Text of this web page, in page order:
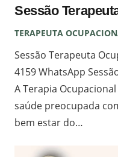
Sessão
TERAPEUTA
Sessão Terapeuta
4159 WhatsApp
A Terapia
saúde preocupada
bem estar do…